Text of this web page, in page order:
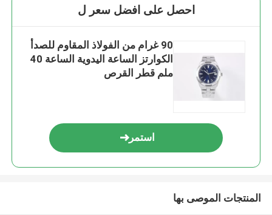
احصل على افضل سعر ل
90 غرام من الفولاذ المقاوم للصدأ
الكوارتز الساعة اليدوية الساعة 40
ملم قطر القرص
استمر
المنتجات الموصى بها